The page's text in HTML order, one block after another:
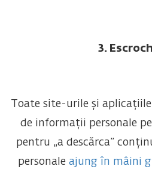
3.
Toate site-urile și
de informații personale
pentru „a descărca”
personale ajung în mâini